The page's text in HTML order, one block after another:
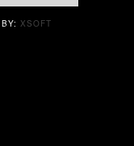
XSOFT